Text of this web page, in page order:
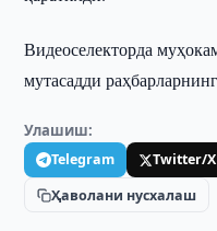
Видеоселекторда
мутасадди
Улашиш:
Telegram Twitter/X
Ҳаволани нусхалаш